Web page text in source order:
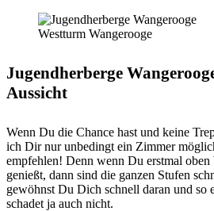
Westturm Wangerooge
Jugendherberge
Aussicht
Wenn Du die Chance hast und keine
ich Dir nur unbedingt ein Zimmer
empfehlen! Denn wenn Du erstmal
genießt, dann sind die ganzen Stufen
gewöhnst Du Dich schnell daran und so
schadet ja auch nicht.